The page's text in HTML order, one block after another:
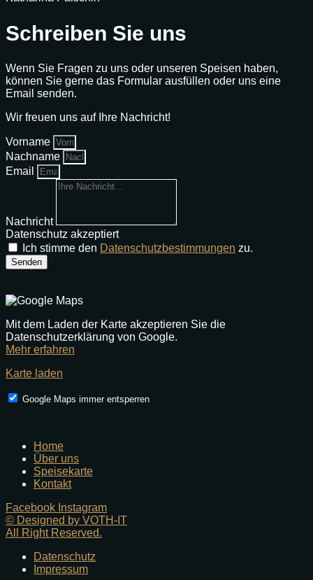
Schreiben Sie uns
Wenn Sie Fragen zu uns oder unseren Speisen haben,
können Sie gerne das Formular ausfüllen oder uns eine
Email senden.
Wir freuen uns auf Ihre Nachricht!
Vorname
Nachname
Email
Nachricht
Datenschutz akzeptiert
Ich stimme den Datenschutzbestimmungen zu.
Senden
Mit dem Laden der Karte akzeptieren Sie die
Datenschutzerklärung von Google.
Mehr erfahren
Karte laden
Google Maps immer entsperren
Home
Über uns
Speisekarte
Kontakt
Facebook Instagram
© Designed by VOTH-IT
All Right Reserved.
Datenschutz
Impressum